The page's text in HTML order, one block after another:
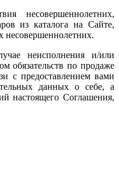
несовершеннолетних,
из каталога на Сайте,
несовершеннолетних.
неисполнения и/или
обязательств по продаже
с предоставлением вами
данных о себе, а
настоящего Соглашения,